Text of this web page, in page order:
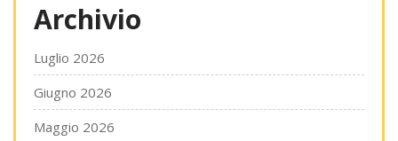
Archivio
Luglio 2026
Giugno 2026
Maggio 2026